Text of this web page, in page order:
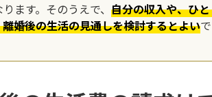
ます。そのうえで、 自分の収入や、ひ
婚後の生活の見通しを検討するとよい